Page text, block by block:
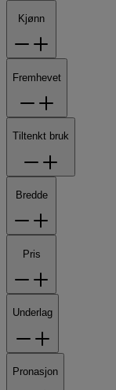
Kjønn
Fremhevet
Tiltenkt bruk
Bredde
Pris
Underlag
Pronasjon